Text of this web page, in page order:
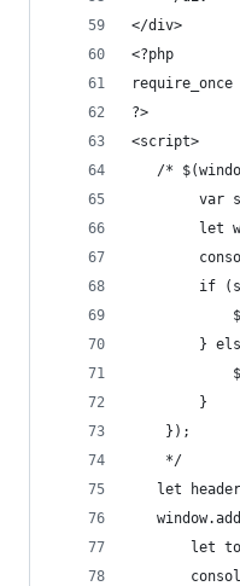
</div>
<?php
?>
<script>
/*
var
let
if
}
        }
    });
    */
let
let